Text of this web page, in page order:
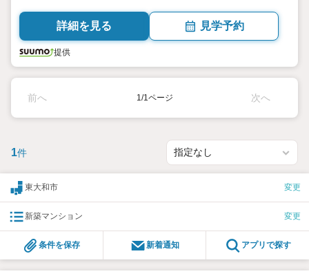
なプラン。ZEH×低炭素建築物認定取得予定
詳細を見る 見学予約
提供
前へ 1/1ページ 次へ
1件
東大和市 変更
新築マンション 変更
条件を保存 新着通知 アプリで探す